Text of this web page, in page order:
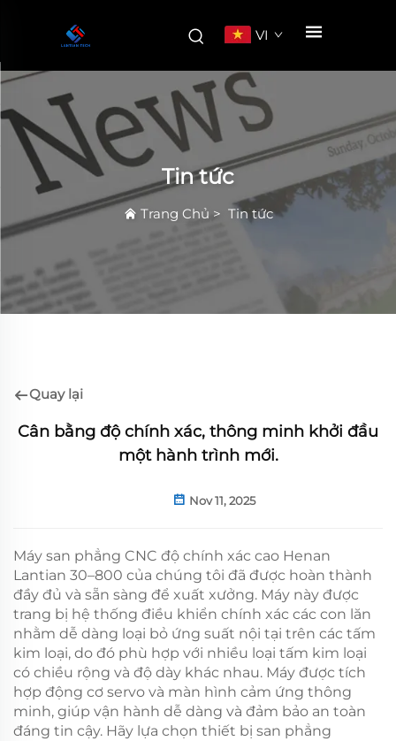
VI
Tin tức
Trang Chủ > Tin tức
Quay lại
Cân bằng độ chính xác, thông minh khởi đầu
một hành trình mới.
Nov 11, 2025
Máy san phẳng CNC độ chính xác cao Henan
Lantian 30–800 của chúng tôi đã được hoàn thành
đầy đủ và sẵn sàng để xuất xưởng. Máy này được
trang bị hệ thống điều khiển chính xác các con lăn
nhằm dễ dàng loại bỏ ứng suất nội tại trên các tấm
kim loại, do đó phù hợp với nhiều loại tấm kim loại
có chiều rộng và độ dày khác nhau. Máy được tích
hợp động cơ servo và màn hình cảm ứng thông
minh, giúp vận hành dễ dàng và đảm bảo an toàn
đáng tin cậy. Hãy lựa chọn thiết bị san phẳng